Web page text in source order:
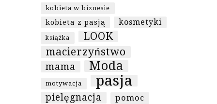
kobieta w biznesie
kobieta z pasją kosmetyki
książka
LOOK
macierzyństwo
mama Moda
motywacja pasja
pielęgnacja pomoc